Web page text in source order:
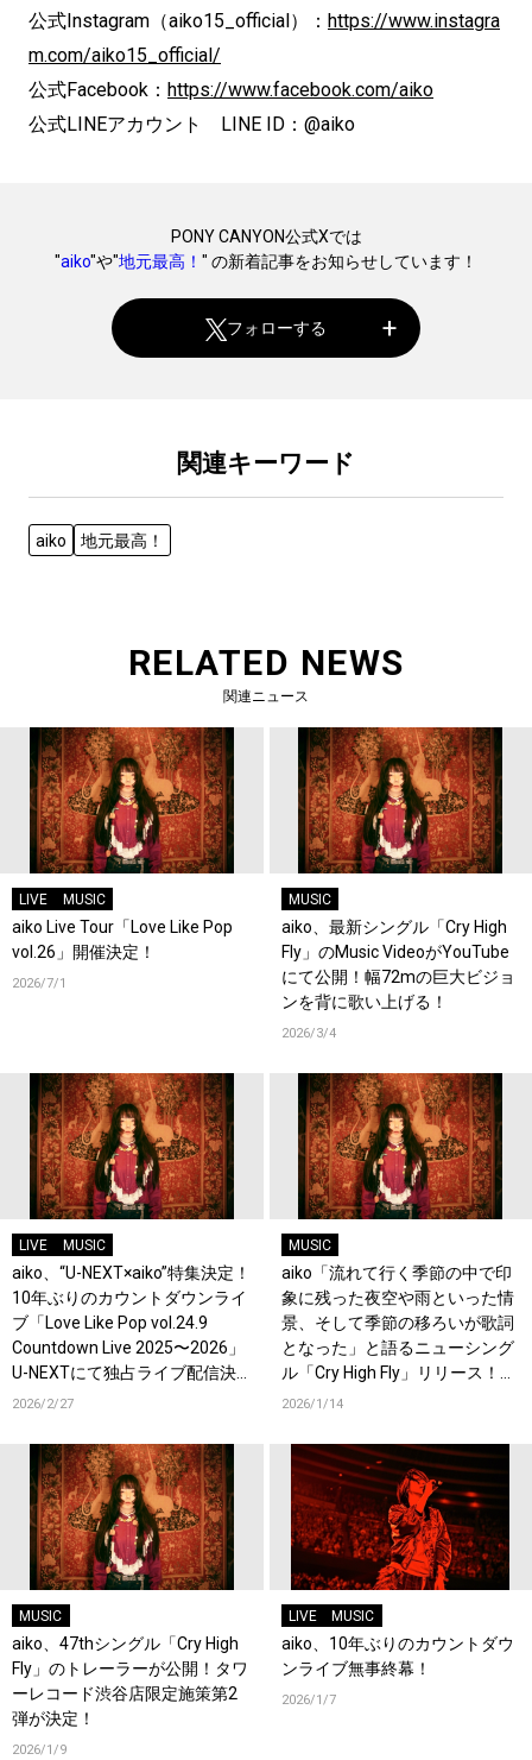
公式Instagram（aiko15_official）： https://www.instagra
m.com/aiko15_official/
公式Facebook： https://www.facebook.com/aiko
公式LINEアカウント LINE ID：@aiko
PONY CANYON公式Xでは
"aiko"や"地元最高！ " の新着記事をお知らせしています！
フォローする
関連キーワード
aiko 地元最高！
RELATED NEWS
関連ニュース
LIVE MUSIC
aiko Live Tour「Love Like Pop
vol.26」開催決定！
2026/7/1
MUSIC
aiko、最新シングル「Cry High
Fly」のMusic VideoがYouTube
にて公開！幅72mの巨大ビジョ
ンを背に歌い上げる！
2026/3/4
LIVE MUSIC
aiko、“U-NEXT×aiko”特集決定！
10年ぶりのカウントダウンライ
ブ「Love Like Pop vol.24.9
Countdown Live 2025〜2026」
U-NEXTにて独占ライブ配信決
定！過去ライブ映像一挙配信ス
2026/2/27
MUSIC
aiko「流れて行く季節の中で印
象に残った夜空や雨といった情
景、そして季節の移ろいが歌詞
となった」と語るニューシング
ル「Cry High Fly」リリース！オ
フィシャルインタビューも公
2026/1/14
MUSIC
aiko、47thシングル「Cry High
Fly」のトレーラーが公開！タワ
ーレコード渋谷店限定施策第2
弾が決定！
2026/1/9
LIVE MUSIC
aiko、10年ぶりのカウントダウ
ンライブ無事終幕！
2026/1/7